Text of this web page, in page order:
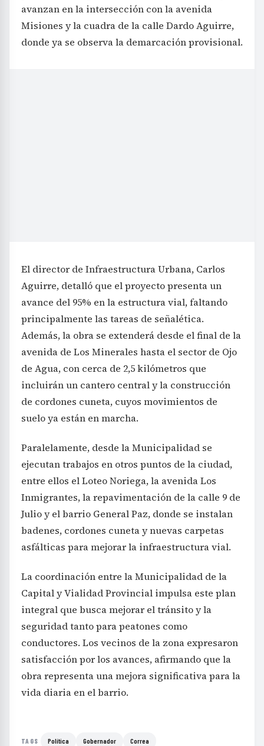
avanzan en la intersección con la avenida
Misiones y la cuadra de la calle Dardo Aguirre,
donde ya se observa la demarcación provisional.
El director de Infraestructura Urbana, Carlos
Aguirre, detalló que el proyecto presenta un
avance del 95% en la estructura vial, faltando
principalmente las tareas de señalética.
Además, la obra se extenderá desde el final de la
avenida de Los Minerales hasta el sector de Ojo
de Agua, con cerca de 2,5 kilómetros que
incluirán un cantero central y la construcción
de cordones cuneta, cuyos movimientos de
suelo ya están en marcha.
Paralelamente, desde la Municipalidad se
ejecutan trabajos en otros puntos de la ciudad,
entre ellos el Loteo Noriega, la avenida Los
Inmigrantes, la repavimentación de la calle 9 de
Julio y el barrio General Paz, donde se instalan
badenes, cordones cuneta y nuevas carpetas
asfálticas para mejorar la infraestructura vial.
La coordinación entre la Municipalidad de la
Capital y Vialidad Provincial impulsa este plan
integral que busca mejorar el tránsito y la
seguridad tanto para peatones como
conductores. Los vecinos de la zona expresaron
satisfacción por los avances, afirmando que la
obra representa una mejora significativa para la
vida diaria en el barrio.
TAGS Política Gobernador Correa